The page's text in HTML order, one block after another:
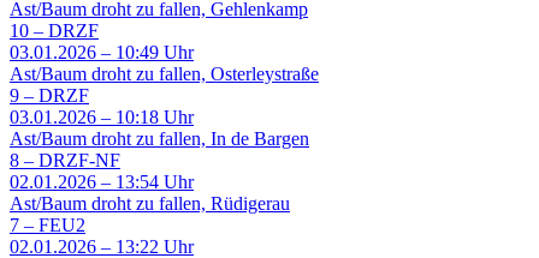
Ast/Baum droht zu fallen, Gehlenkamp
10 – DRZF
03.01.2026 – 10:49 Uhr
Ast/Baum droht zu fallen, Osterleystraße
9 – DRZF
03.01.2026 – 10:18 Uhr
Ast/Baum droht zu fallen, In de Bargen
8 – DRZF-NF
02.01.2026 – 13:54 Uhr
Ast/Baum droht zu fallen, Rüdigerau
7 – FEU2
02.01.2026 – 13:22 Uhr